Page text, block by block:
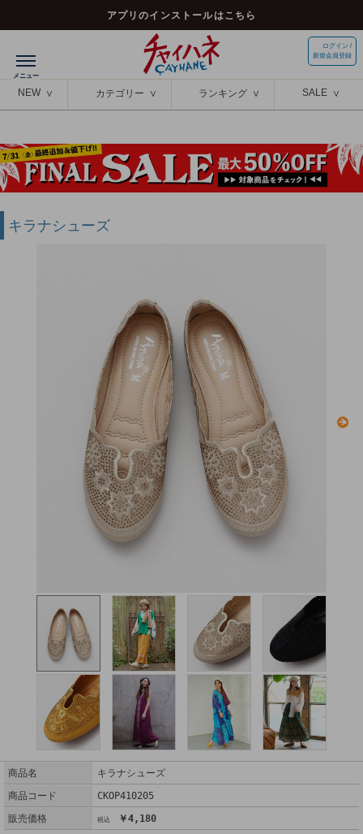
アプリのインストールはこちら
ログイン /
新規会員登録
NEW カテゴリー ランキング SALE
キラナシューズ
商品名
キラナシューズ
商品コード
CKOP410205
販売価格
￥4,180